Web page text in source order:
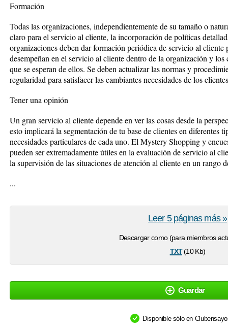
Formación
Todas las organizaciones, independientemente de su tamaño o
claro para el servicio al cliente, la incorporación de políticas
organizaciones deben dar formación periódica de servicio al cliente
desempeñan en el servicio al cliente dentro de la organización y
que se esperan de ellos. Se deben actualizar las normas y
regularidad para satisfacer las cambiantes necesidades de los
Tener una opinión
Un gran servicio al cliente depende en ver las cosas desde la
esto implicará la segmentación de tu base de clientes en diferentes
necesidades particulares de cada uno. El Mystery Shopping y
pueden ser extremadamente útiles en la evaluación de servicio al
la supervisión de las situaciones de atención al cliente en un rango
...
Descargar como (para miembros
txt(10 Kb)
Leer 5 páginas más »
Guardar
Disponible sólo en